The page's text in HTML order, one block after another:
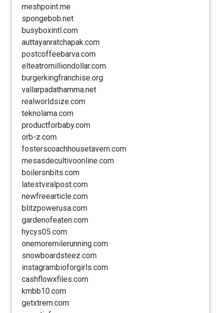
meshpoint.me
spongebob.net
busyboxintl.com
auttayanratchapak.com
postcoffeebarva.com
elteatromilliondollar.com
burgerkingfranchise.org
vallarpadathamma.net
realworldsize.com
teknolama.com
productforbaby.com
orb-z.com
fosterscoachhousetavern.com
mesasdecultivoonline.com
boilersnbits.com
latestviralpost.com
newfreearticle.com
blitzpowerusa.com
gardenofeaten.com
hycys05.com
onemoremilerunning.com
snowboardsteez.com
instagrambioforgirls.com
cashflowxfiles.com
kmbb10.com
getxtrem.com